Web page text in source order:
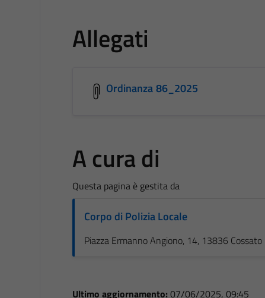
Allegati
Ordinanza 86_2025
A cura di
Questa pagina è gestita da
Corpo di Polizia Locale
Piazza Ermanno Angiono, 14, 13836 Cossato
Ultimo aggiornamento: 07/06/2025, 09:45